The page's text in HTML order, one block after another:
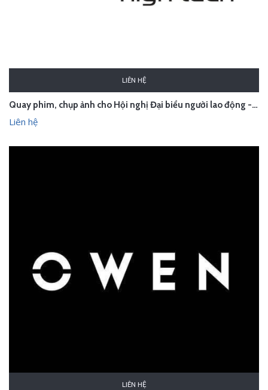
LIÊN HỆ
Quay phim, chụp ảnh cho Hội nghị Đại biểu người lao động - Viettel High Tech
Liên hệ
LIÊN HỆ